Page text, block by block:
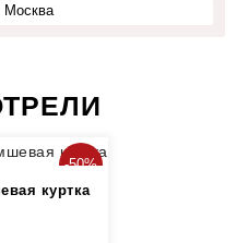
-50%
куртка